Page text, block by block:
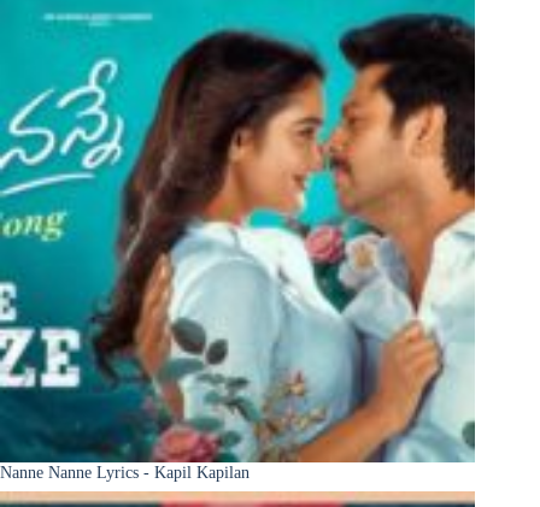
Nanne Nanne Lyrics - Kapil Kapilan